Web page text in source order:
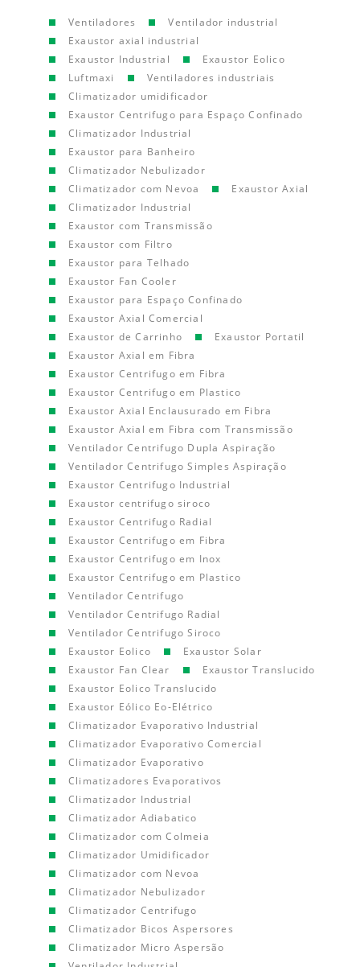
Ventiladores
Ventilador industrial
Exaustor axial industrial
Exaustor Industrial
Exaustor Eolico
Luftmaxi
Ventiladores industriais
Climatizador umidificador
Exaustor Centrifugo para Espaço Confinado
Climatizador Industrial
Exaustor para Banheiro
Climatizador Nebulizador
Climatizador com Nevoa
Exaustor Axial
Climatizador Industrial
Exaustor com Transmissão
Exaustor com Filtro
Exaustor para Telhado
Exaustor Fan Cooler
Exaustor para Espaço Confinado
Exaustor Axial Comercial
Exaustor de Carrinho
Exaustor Portatil
Exaustor Axial em Fibra
Exaustor Centrifugo em Fibra
Exaustor Centrifugo em Plastico
Exaustor Axial Enclausurado em Fibra
Exaustor Axial em Fibra com Transmissão
Ventilador Centrifugo Dupla Aspiração
Ventilador Centrifugo Simples Aspiração
Exaustor Centrifugo Industrial
Exaustor centrifugo siroco
Exaustor Centrifugo Radial
Exaustor Centrifugo em Fibra
Exaustor Centrifugo em Inox
Exaustor Centrifugo em Plastico
Ventilador Centrifugo
Ventilador Centrifugo Radial
Ventilador Centrifugo Siroco
Exaustor Eolico
Exaustor Solar
Exaustor Fan Clear
Exaustor Translucido
Exaustor Eolico Translucido
Exaustor Eólico Eo-Elétrico
Climatizador Evaporativo Industrial
Climatizador Evaporativo Comercial
Climatizador Evaporativo
Climatizadores Evaporativos
Climatizador Industrial
Climatizador Adiabatico
Climatizador com Colmeia
Climatizador Umidificador
Climatizador com Nevoa
Climatizador Nebulizador
Climatizador Centrifugo
Climatizador Bicos Aspersores
Climatizador Micro Aspersão